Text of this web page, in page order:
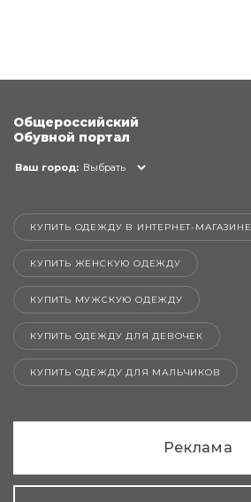
Общероссийский
Обувной портал
Ваш город: Выбрать
КУПИТЬ ОДЕЖДУ В ИНТЕРНЕТ-МАГАЗИНЕ
КУПИТЬ ЖЕНСКУЮ ОДЕЖДУ
КУПИТЬ МУЖСКУЮ ОДЕЖДУ
КУПИТЬ ОДЕЖДУ ДЛЯ ДЕВОЧЕК
КУПИТЬ ОДЕЖДУ ДЛЯ МАЛЬЧИКОВ
Реклама